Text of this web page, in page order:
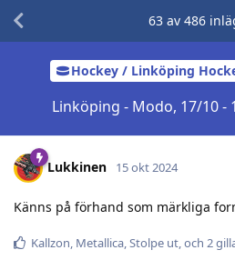
Hockey / Linköping
Linköping - Modo, 17/10 -
63av 486
Lukkinen 15 okt 2024
Känns på förhand som märkliga
Kallzon, Metallica,Stolpe ut, och 2